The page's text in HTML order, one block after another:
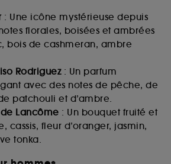
: Une icône mystérieuse depuis
florales, boisées et ambrées
bois de cashmeran, ambre
Rodriguez: Un parfum
avec des notes de pêche, de
patchouli et d’ambre.
Lancôme : Un bouquet fruité et
cassis, fleur d’oranger, jasmin,
tonka.